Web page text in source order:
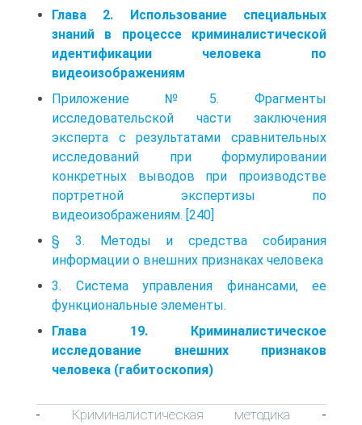
Глава 2. Использование специальных
знаний в процессе криминалистической
идентификации человека по
видеоизображениям
Приложение №5. Фрагменты
исследовательской части заключения
эксперта с результатами сравнительных
исследований при формулировании
конкретных выводов при производстве
портретной экспертизы по
видеоизображениям. [240]
§ 3. Методы и средства собирания
информации о внешних признаках человека
3. Система управления финансами, ее
функциональные элементы.
Глава 19. Криминалистическое
исследование внешних признаков
человека (габитоскопия)
- Криминалистическая методика -